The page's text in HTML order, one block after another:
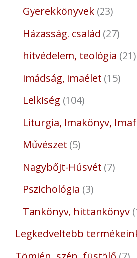
Gyerekkönyvek 23
Házasság, család 27
hitvédelem, teológia 21
imádság, imaélet 15
Lelkiség 104
Liturgia, Imakönyv,
Művészet 5
Nagybőjt-Húsvét 7
Pszichológia 3
Tankönyv, hittankönyv
Legkedveltebb